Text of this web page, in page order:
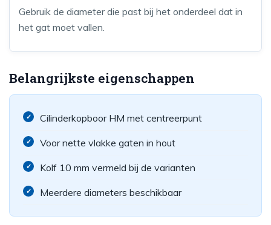
Gebruik de diameter die past bij het onderdeel dat in
het gat moet vallen.
Belangrijkste eigenschappen
Cilinderkopboor HM met centreerpunt
Voor nette vlakke gaten in hout
Kolf 10 mm vermeld bij de varianten
Meerdere diameters beschikbaar